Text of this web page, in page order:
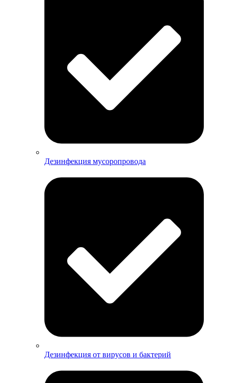
Дезинфекция мусоропровода
Дезинфекция от вирусов и бактерий